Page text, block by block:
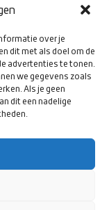
over je
dit met als doel om de
advertenties te tonen.
we gegevens zoals
Als je geen
dit een nadelige
de Belgische
van de
te voorkomen dat
met de
zijn live te volgen
de competitie kan